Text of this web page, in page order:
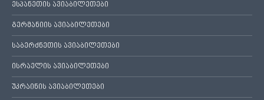
ესპანეთის ავიაბილეთები
გერმანიის ავიაბილეთები
საბერძნეთის ავიაბილეთები
ისრაელის ავიაბილეთები
უკრაინის ავიაბილეთები